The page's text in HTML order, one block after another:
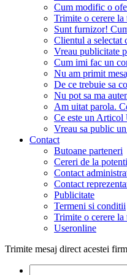
Cum modific o
Trimite o cerere
Sunt furnizor!
Clientul a selectat
Vreau publicitate
Cum imi fac un
Nu am primit
De ce trebuie sa
Nu pot sa ma
Am uitat parola.
Ce este un Articol
Vreau sa public
Contact
Butoane parteneri
Cereri de la
Contact
Contact
Publicitate
Termeni si conditii
Trimite o cerere
Useronline
Trimite mesaj direct acestei